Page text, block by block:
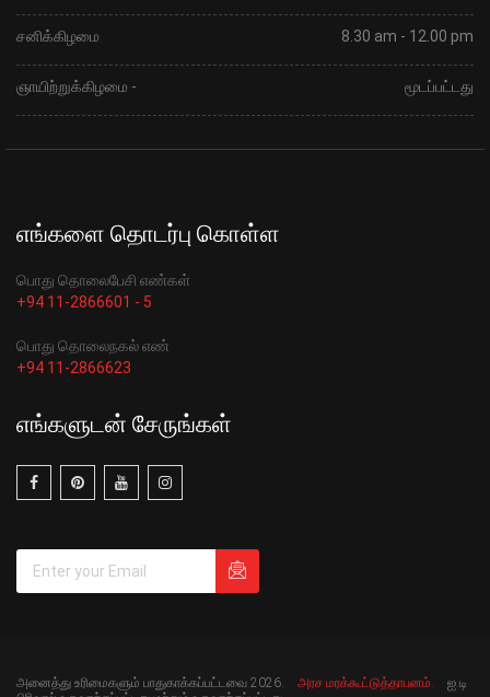
சனிக்கிழமை 8.30 am - 12.00 pm
ஞாயிற்றுக்கிழமை - மூடப்பட்டது
எங்களை தொடர்பு கொள்ள
பொது தொலைபேசி எண்கள்
+94 11-2866601 - 5
பொது தொலைநகல் எண்
+94 11-2866623
எங்களுடன் சேருங்கள்
அனைத்து உரிமைகளும் பாதுகாக்கப்பட்டவை 2026. அரச மரக்கூட்டுத்தாபனம். ஐ.டி